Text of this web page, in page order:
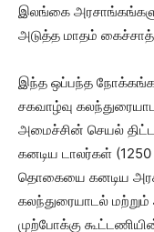
இலங்கை
அடுத்த மாதம்
இந்த ஒப்பந்த
சகவாழ்வு
அமைச்சின் செயல்
கனடிய டாலர்கள் (1250
தொகையை கனடிய அரசு
கலந்துரையாடல்
முற்போக்கு